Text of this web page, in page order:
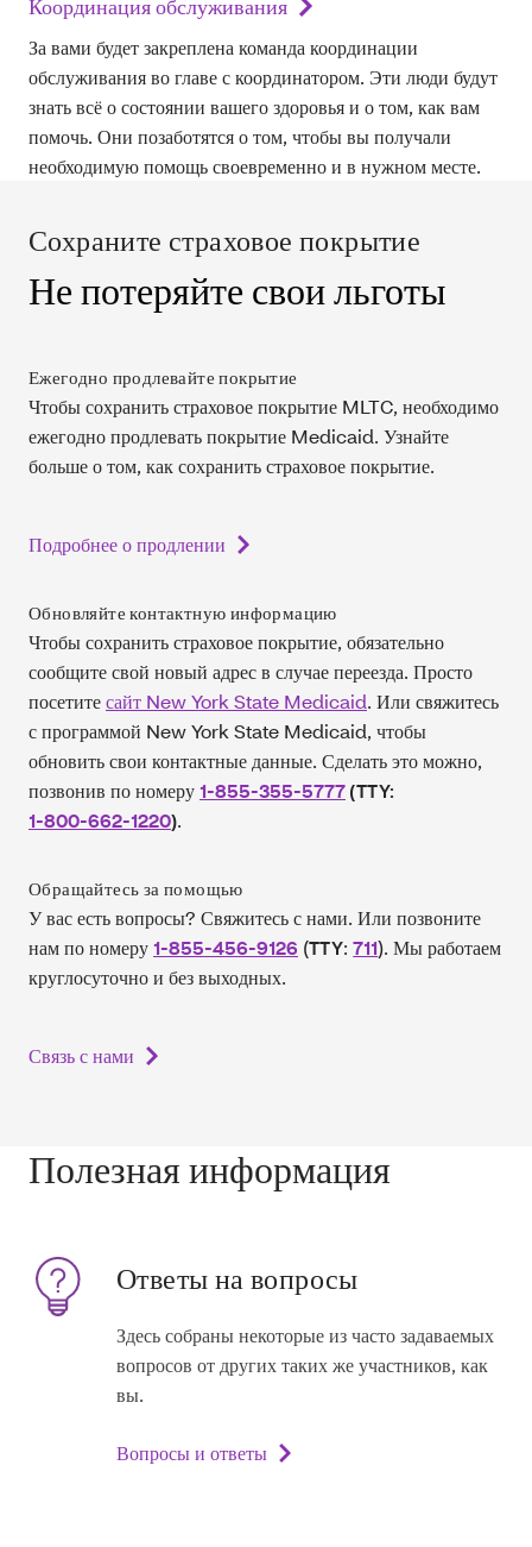
За вами будет закреплена команда координации
обслуживания во главе с координатором. Эти люди будут
знать всё о состоянии вашего здоровья и о том, как вам
помочь. Они позаботятся о том, чтобы вы получали
необходимую помощь своевременно и в нужном месте.
Сохраните страховое покрытие
Не потеряйте свои льготы
Ежегодно продлевайте покрытие
Чтобы сохранить страховое покрытие MLTC, необходимо
ежегодно продлевать покрытие Medicaid. Узнайте
больше о том, как сохранить страховое покрытие.
Подробнее о продлении
Обновляйте контактную информацию
Чтобы сохранить страховое покрытие, обязательно
сообщите свой новый адрес в случае переезда. Просто
посетитесайт New York State Medicaid. Или свяжитесь
с программой New York State Medicaid, чтобы
обновить свои контактные данные. Сделать это можно,
позвонив по номеру1-855-355-5777 (TTY:
1-800-662-1220).
Обращайтесь за помощью
У вас есть вопросы? Свяжитесь с нами. Или позвоните
нам по номеру1-855-456-9126 (TTY:711). Мы работаем
круглосуточно и без выходных.
Связь с нами
Полезная информация
Ответы на вопросы
Здесь собраны некоторые из часто задаваемых
вопросов от других таких же участников, как
вы.
Вопросы и ответы